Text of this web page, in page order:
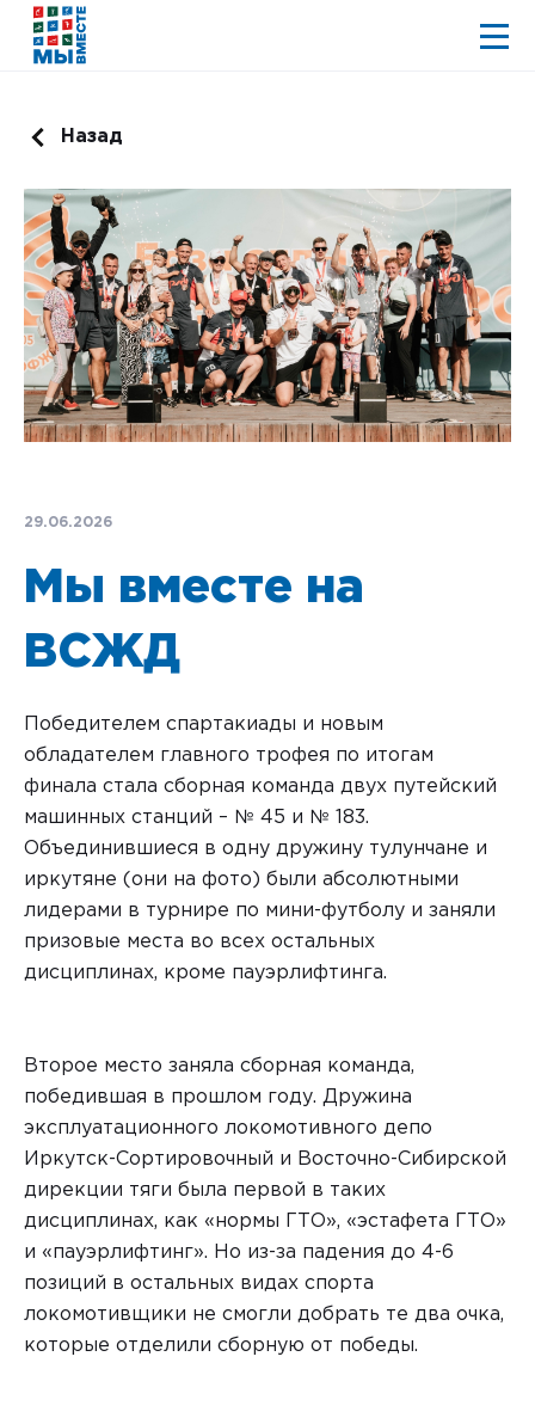
Назад
29.06.2026
Мы вместе на
ВСЖД
Победителем спартакиады и новым
обладателем главного трофея по итогам
финала стала сборная команда двух путейский
машинных станций – № 45 и № 183.
Объединившиеся в одну дружину тулунчане и
иркутяне (они на фото) были абсолютными
лидерами в турнире по мини-футболу и заняли
призовые места во всех остальных
дисциплинах, кроме пауэрлифтинга.
Второе место заняла сборная команда,
победившая в прошлом году. Дружина
эксплуатационного локомотивного депо
Иркутск-Сортировочный и Восточно-Сибирской
дирекции тяги была первой в таких
дисциплинах, как «нормы ГТО», «эстафета ГТО»
и «пауэрлифтинг». Но из-за падения до 4-6
позиций в остальных видах спорта
локомотивщики не смогли добрать те два очка,
которые отделили сборную от победы.